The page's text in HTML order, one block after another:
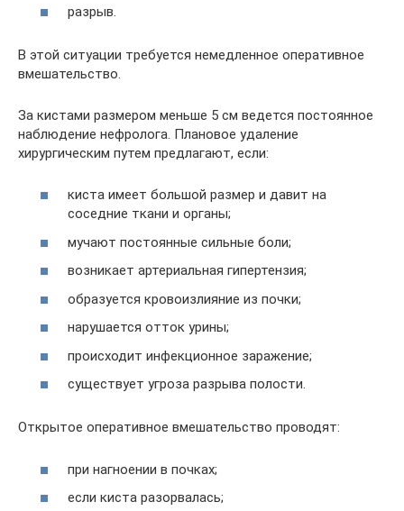
разрыв.
В этой ситуации требуется немедленное оперативное
вмешательство.
За кистами размером меньше 5 см ведется постоянное
наблюдение нефролога. Плановое удаление
хирургическим путем предлагают, если:
киста имеет большой размер и давит на
соседние ткани и органы;
мучают постоянные сильные боли;
возникает артериальная гипертензия;
образуется кровоизлияние из почки;
нарушается отток урины;
происходит инфекционное заражение;
существует угроза разрыва полости.
Открытое оперативное вмешательство проводят:
при нагноении в почках;
если киста разорвалась;